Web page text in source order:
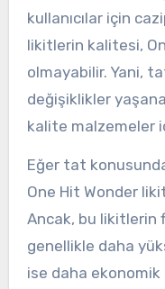
kullanıcılar için
likitlerin kalitesi,
olmayabilir. Yani,
değişiklikler
kalite malzemeler
Eğer tat
One Hit Wonder
Ancak, bu likitlerin
genellikle daha
ise daha